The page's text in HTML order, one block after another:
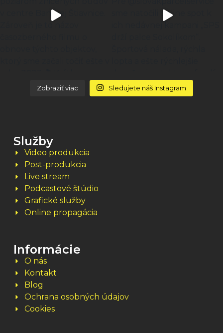
Zobraziť viac Sledujete náš Instagram
Služby
Video produkcia
Post-produkcia
Live stream
Podcastové štúdio
Grafické služby
Online propagácia
Informácie
O nás
Kontakt
Blog
Ochrana osobných údajov
Cookies